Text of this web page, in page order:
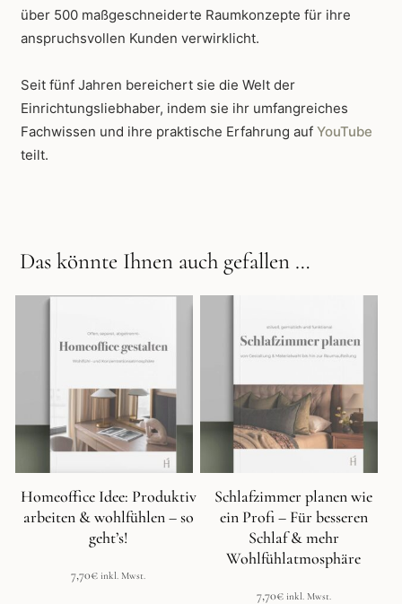
über 500 maßgeschneiderte Raumkonzepte für ihre
anspruchsvollen Kunden verwirklicht.
Seit fünf Jahren bereichert sie die Welt der
Einrichtungsliebhaber, indem sie ihr umfangreiches
Fachwissen und ihre praktische Erfahrung auf YouTube
teilt.
Das könnte Ihnen auch gefallen …
Homeoffice Idee: Produktiv
arbeiten & wohlfühlen – so
geht’s!
7,70€ inkl. Mwst.
Schlafzimmer planen wie
ein Profi – Für besseren
Schlaf & mehr
Wohlfühlatmosphäre
7,70€ inkl. Mwst.